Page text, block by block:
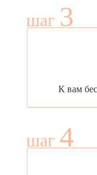
шаг 3
К вам
шаг 4